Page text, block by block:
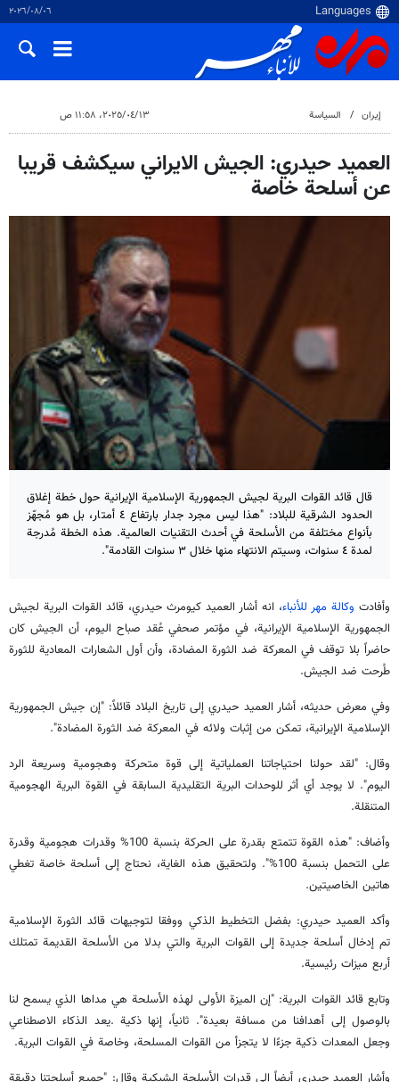
٠٦‏/٠٨‏/٢٠٢٦
إيران السياسة ١٣‏/٠٤‏/٢٠٢٥، ١١:٥٨ ص
العمید حيدري: الجيش الايراني سيكشف قريبا
عن أسلحة خاصة
قال قائد القوات البرية لجيش الجمهورية الإسلامية الإيرانية حول خطة إغلاق
الحدود الشرقية للبلاد: "هذا ليس مجرد جدار بارتفاع ٤ أمتار، بل هو مُجهّز
بأنواع مختلفة من الأسلحة في أحدث التقنيات العالمية. هذه الخطة مُدرجة
لمدة ٤ سنوات، وسيتم الانتهاء منها خلال ٣ سنوات القادمة".
وأفادت وكالة مهر للأنباء، انه أشار العميد كيومرث حيدري، قائد القوات البرية لجيش
الجمهورية الإسلامية الإيرانية، في مؤتمر صحفي عُقد صباح اليوم، أن الجيش كان
حاضراً بلا توقف في المعركة ضد الثورة المضادة، وأن أول الشعارات المعادية للثورة
طُرحت ضد الجيش.
وفي معرض حديثه، أشار العميد حيدري إلى تاريخ البلاد قائلاً: "إن جيش الجمهورية
الإسلامية الإيرانية، تمكن من إثبات ولائه في المعركة ضد الثورة المضادة".
وقال: "لقد حولنا احتياجاتنا العملياتية إلى قوة متحركة وهجومية وسريعة الرد
اليوم". لا يوجد أي أثر للوحدات البرية التقليدية السابقة في القوة البرية الهجومية
المتنقلة.
وأضاف: "هذه القوة تتمتع بقدرة على الحركة بنسبة 100% وقدرات هجومية وقدرة
على التحمل بنسبة 100%". ولتحقيق هذه الغاية، نحتاج إلى أسلحة خاصة تغطي
هاتين الخاصيتين.
وأكد العميد حيدري: بفضل التخطيط الذكي ووفقا لتوجيهات قائد الثورة الإسلامية
تم إدخال أسلحة جديدة إلى القوات البرية والتي بدلا من الأسلحة القديمة تمتلك
أربع ميزات رئيسية.
وتابع قائد القوات البرية: "إن الميزة الأولى لهذه الأسلحة هي مداها الذي يسمح لنا
بالوصول إلى أهدافنا من مسافة بعيدة". ثانياً، إنها ذكية .يعد الذكاء الاصطناعي
وجعل المعدات ذكية جزءًا لا يتجزأ من القوات المسلحة، وخاصة في القوات البرية.